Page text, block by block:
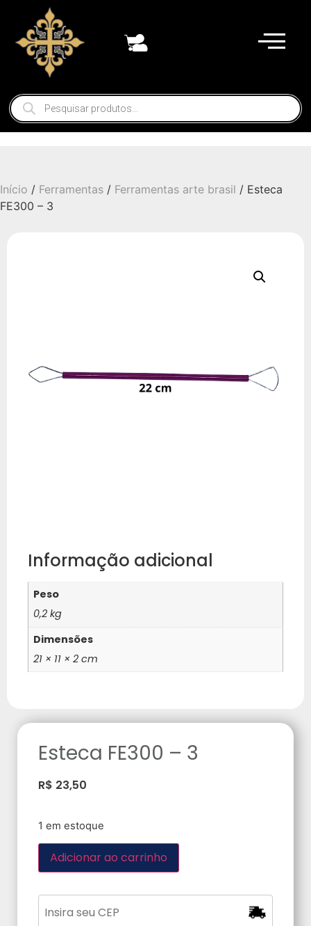
Início / Ferramentas / Ferramentas arte brasil / Esteca
FE300 – 3
Informação adicional
Peso
0,2 kg
Dimensões
21 × 11 × 2 cm
Esteca FE300 – 3
R$ 23,50
1 em estoque
Adicionar ao carrinho